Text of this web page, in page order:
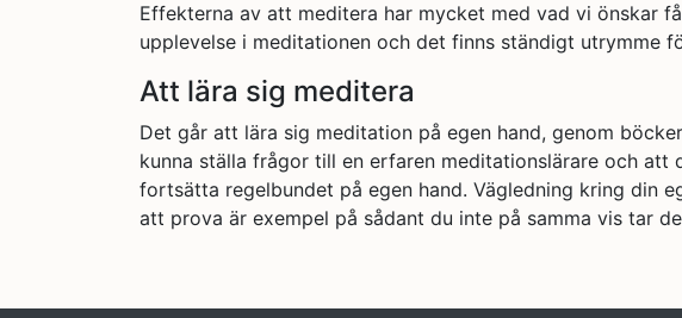
Effekterna av att meditera har mycket med vad vi önskar
upplevelse i meditationen och det finns ständigt utrymme
Att lära sig meditera
Det går att lära sig meditation på egen hand, genom
kunna ställa frågor till en erfaren meditationslärare och
fortsätta regelbundet på egen hand. Vägledning kring din
att prova är exempel på sådant du inte på samma vis tar